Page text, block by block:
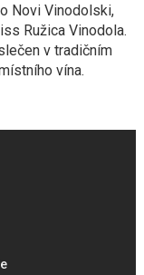
Novi Vinodolski,
Ružica Vinodola.
v tradičním
vína.